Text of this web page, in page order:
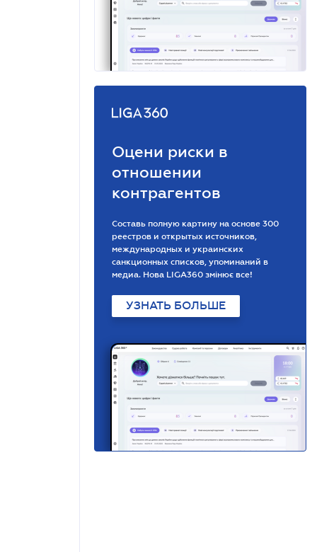
Оцени риски в
отношении
контрагентов
Составь полную картину на основе 300
реестров и открытых источников,
международных и украинских
санкционных списков, упоминаний в
медиа. Нова LIGA360 змінює все!
УЗНАТЬ БОЛЬШЕ